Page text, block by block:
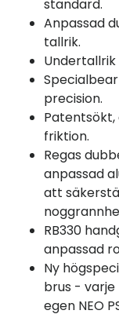
standard.
Anpassad
tallrik.
Undertallrik
precision.
friktion.
Regas
anpassad
att
RB330
anpassad
Ny
brus -
egen NEO